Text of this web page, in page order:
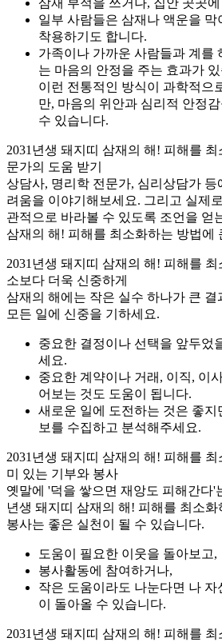
일부 사람들은 삼재나 액운을
착용하기도 합니다.
가족이나 가까운 사람들과 계를
는 마음의 안정을 주는 효과가
이런 전통적인 방식이 과학적으
만, 마음의 위안과 심리적 안정
수 있습니다.
2031년생 돼지띠 삼재의 해! 피해를 최
문가의 도움 받기
상담사, 명리학 전문가, 심리상담가 등
려움을 이야기해보세요. 그리고 실제
관적으로 바라볼 수 있도록 조언을 얻
삼재의 해! 피해를 최소화하는 방법에
2031년생 돼지띠 삼재의 해! 피해를 최
소보다 더욱 신중하게
삼재의 해에는 작은 실수 하나가 큰 결
모든 일에 신중을 기하세요.
중요한 결정이나 선택을 앞두었
세요.
중요한 계약이나 거래, 이직, 이
어보는 것도 도움이 됩니다.
새로운 일에 도전하는 것은 좋지
보를 수집하고 분석해주세요.
2031년생 돼지띠 삼재의 해! 피해를 최
미 있는 기부와 봉사
옛말에 '덕을 쌓으면 재앙도 피해간다'
년생 돼지띠 삼재의 해! 피해를 최소
봉사는 좋은 실천이 될 수 있습니다.
도움이 필요한 이웃을 돌아보고,
봉사활동에 참여하거나,
작은 도움이라도 나눈다면 나
이 돌아올 수 있습니다.
2031년생 돼지띠 삼재의 해! 피해를